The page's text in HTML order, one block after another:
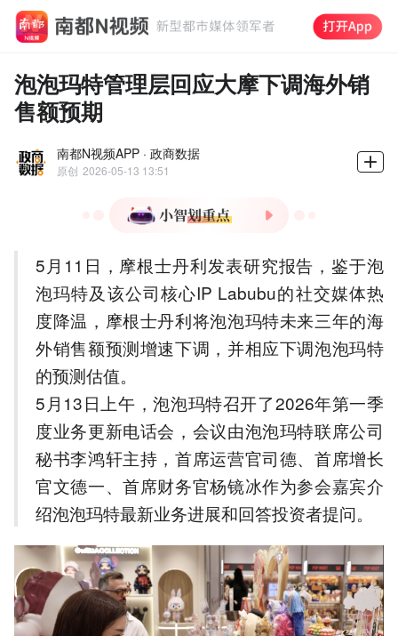
泡泡玛特管理层回应大摩下调海外销
售额预期
南都N视频APP · 政商数据
原创 2026-05-13 13:51
增长75%-80%，中国市场收
入翻倍。
洲、美国、亚太增速分别达
60%-65%、55%-60%、
25%-30%。
3.原材料成本上涨导致毛利
率预计下跌0.5个百分点。
4.摩根斯坦利因Labubu社交
海外销售预测。
5.泡泡玛特将加强区域协同
支持，提升海外门店精细化
运营。
以上内容由AI大模型生成，仅供
5月11日，摩根士丹利发表研究报告，鉴于泡
泡玛特及该公司核心IP Labubu的社交媒体热
度降温，摩根士丹利将泡泡玛特未来三年的海
外销售额预测增速下调，并相应下调泡泡玛特
的预测估值。
5月13日上午，泡泡玛特召开了2026年第一季
度业务更新电话会，会议由泡泡玛特联席公司
秘书李鸿轩主持，首席运营官司德、首席增长
官文德一、首席财务官杨镜冰作为参会嘉宾介
绍泡泡玛特最新业务进展和回答投资者提问。